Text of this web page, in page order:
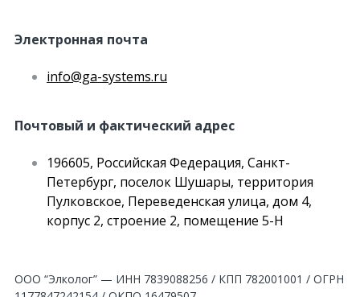
Электронная почта
info@ga-systems.ru
Почтовый и фактический адрес
196605, Российская Федерация, Санкт-
Петербург, поселок Шушары, территория
Пулковское, Переведенская улица, дом 4,
корпус 2, строение 2, помещение 5-Н
ООО “Элколог” — ИНН 7839088256 / КПП 782001001 / ОГРН